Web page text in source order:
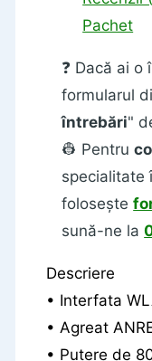
Pachet
❓ Dacă ai
formularul
întrebări"
👷 Pentru
specialitate
folosește
sună-ne la
Descriere
• Interfata
• Agreat
• Putere de